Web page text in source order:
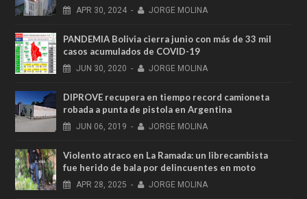
APR 30, 2024 - JORGE MOLINA
PANDEMIA Bolivia cierra junio con más de 33 mil
casos acumulados de COVID-19
JUN 30, 2020 - JORGE MOLINA
DIPROVE recupera en tiempo record camioneta
robada a punta de pistola en Argentina
JUN 06, 2019 - JORGE MOLINA
Violento atraco en La Ramada: un librecambista
fue herido de bala por delincuentes en moto
APR 28, 2025 - JORGE MOLINA